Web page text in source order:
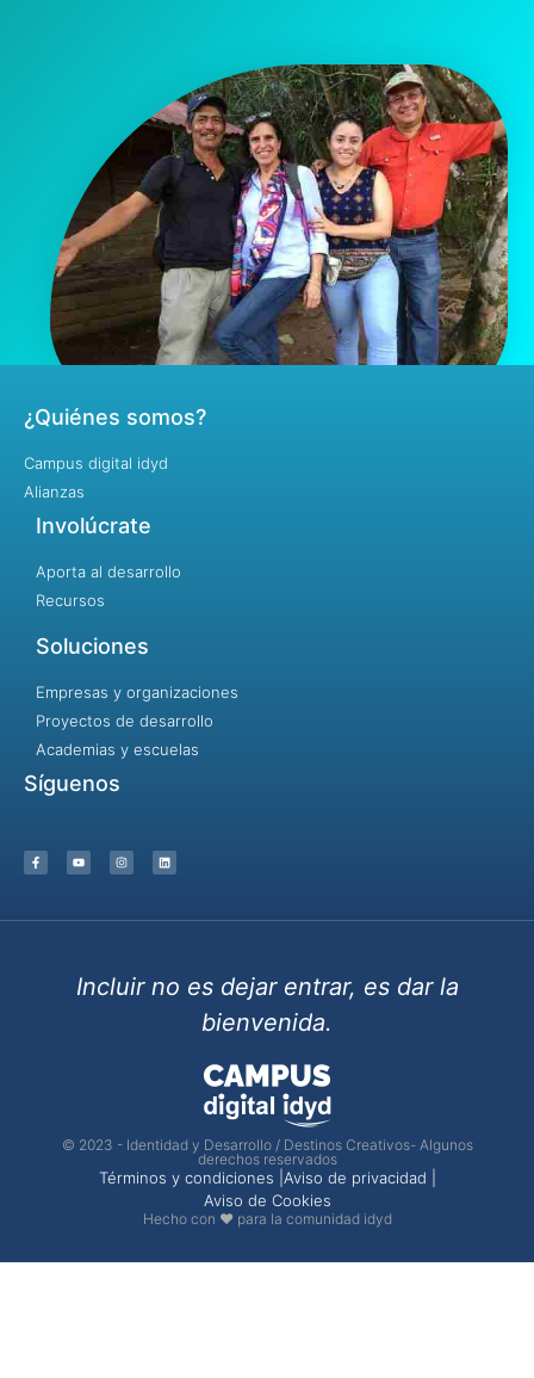
¿Quiénes somos?
Campus digital idyd
Alianzas
Involúcrate
Aporta al desarrollo
Recursos
Soluciones
Empresas y organizaciones
Proyectos de desarrollo
Academias y escuelas
Síguenos
Incluir no es dejar entrar, es dar la
bienvenida.
© 2023 - Identidad y Desarrollo / Destinos Creativos- Algunos
derechos reservados
Términos y condiciones | Aviso de privacidad |
Aviso de Cookies
Hecho con ❤ para la comunidad idyd